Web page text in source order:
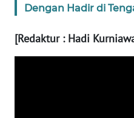
Dengan Hadir di
[Redaktur : Hadi
WN